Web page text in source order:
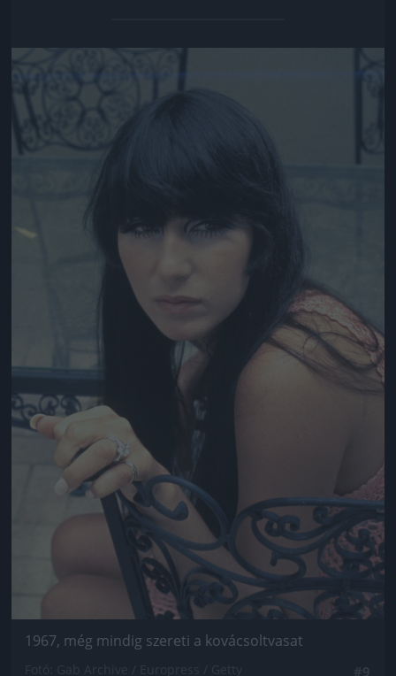
Jön még kép!
1967, még mindig szereti a kovácsoltvasat